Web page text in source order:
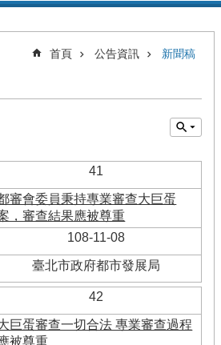
首頁 公告資訊 新聞稿
41
審會委員秉持專業審查大巨蛋
，審查結果應被尊重
108-11-08
臺北市政府都市發展局
42
巨蛋審查一切合法 專業審查過程
被尊重